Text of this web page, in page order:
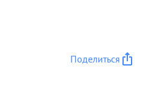
Поделиться